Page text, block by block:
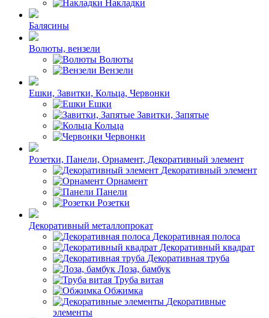
Накладки
Балясины
Волюты, вензели
Волюты
Вензели
Ешки, Завитки, Кольца, Червонки
Ешки
Завитки, Запятые
Кольца
Червонки
Розетки, Панели, Орнамент, Декоративный элемент
Декоративный элемент
Орнамент
Панели
Розетки
Декоративный металлопрокат
Декоративная полоса
Декоративный квадрат
Декоративная труба
Лоза, бамбук
Труба витая
Обжимка
Декоративные
элементы